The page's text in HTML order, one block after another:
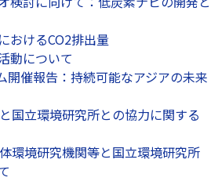
おけるCO2排出量
動について
開催報告：持続可能なアジアの未来
国立環境研究所との協力に関する
環境研究機関等と国立環境研究所